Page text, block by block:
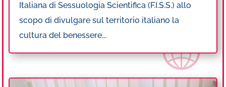
Italiana di Sessuologia Scientifica (F.I.S.S.) allo
scopo di divulgare sul territorio italiano la
cultura del benessere...